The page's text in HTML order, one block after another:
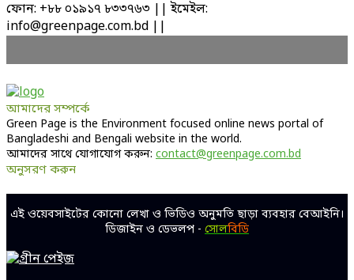
ফোন: +৮৮ ০১৯১৭ ৮৩৩৭৬৩ || ইমেইল:
info@greenpage.com.bd ||
আমাদের সম্পর্কে
Green Page is the Environment focused online news portal of
Bangladeshi and Bengali website in the world.
আমাদের সাথে যোগাযোগ করুন: contact@greenpage.com.bd
অনুসরণ করুন
এই ওয়েবসাইটের কোনো লেখা ও ভিডিও অনুমতি ছাড়া ব্যবহার বেআইনি।
ডিজাইন ও ডেভলপ - সোলবিডি